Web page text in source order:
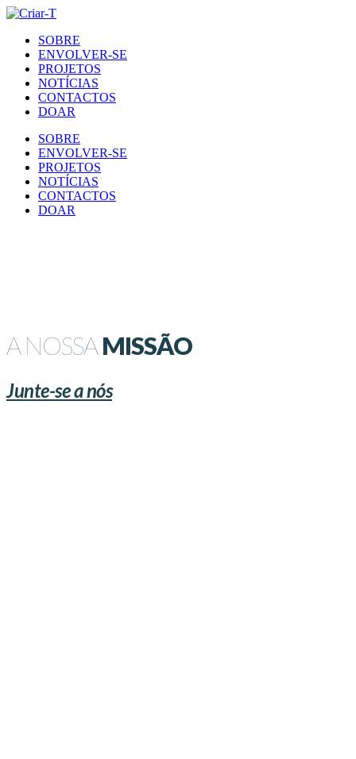
SOBRE
ENVOLVER-SE
PROJETOS
NOTÍCIAS
CONTACTOS
DOAR
SOBRE
ENVOLVER-SE
PROJETOS
NOTÍCIAS
CONTACTOS
DOAR
A NOSSAMISSÃO
Junte-se a nós